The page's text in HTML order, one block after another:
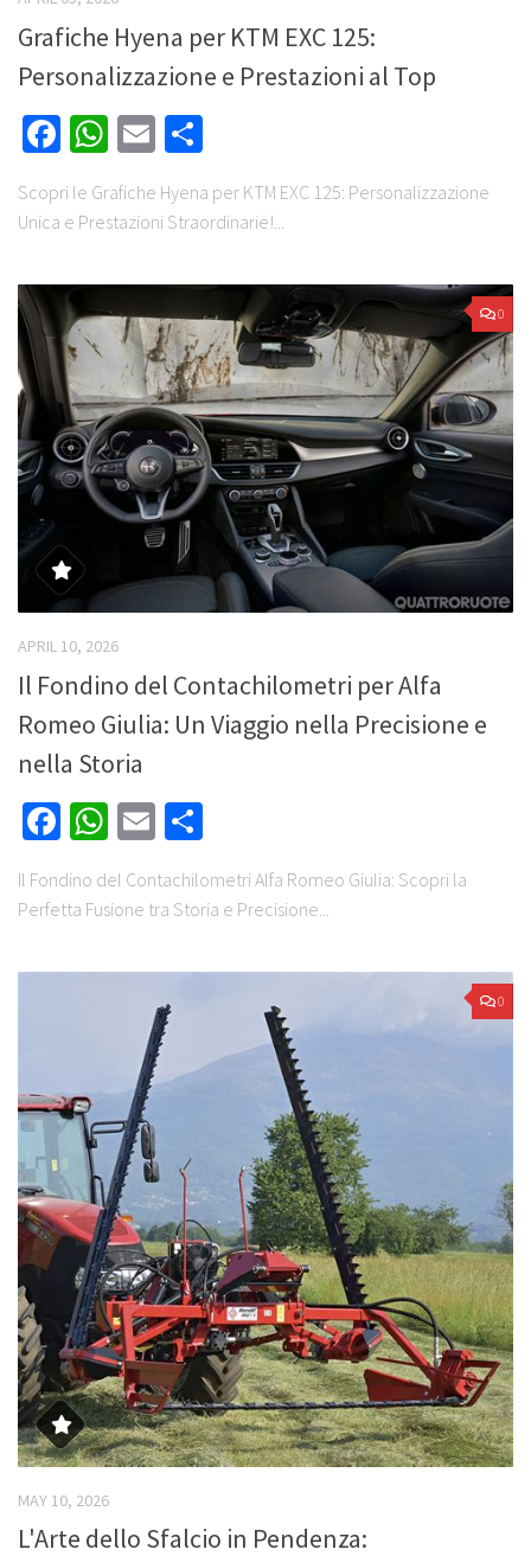
Grafiche Hyena per KTM EXC 125:
Personalizzazione e Prestazioni al Top
Facebook
WhatsApp
Email
Scopri le Grafiche Hyena per KTM EXC 125: Personalizzazione
Unica e Prestazioni Straordinarie!...
0
APRIL 10, 2026
Il Fondino del Contachilometri per Alfa
Romeo Giulia: Un Viaggio nella Precisione e
nella Storia
Facebook
WhatsApp
Email
Il Fondino del Contachilometri Alfa Romeo Giulia: Scopri la
Perfetta Fusione tra Storia e Precisione...
0
MAY 10, 2026
L'Arte dello Sfalcio in Pendenza: